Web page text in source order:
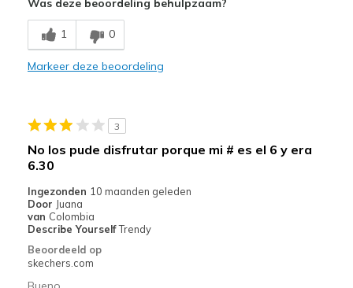
Breathe Well
Comfortable
Casual Wear
Width
Sizing
Feels true to size
View On Shoes
1 0
Markeer deze beoordeling
3
No los pude disfrutar porque mi # es el 6 y era
6.30
Ingezonden 10 maanden geleden
Door Juana
van Colombia
Describe YourselfTrendy
Beoordeeld op
skechers.com